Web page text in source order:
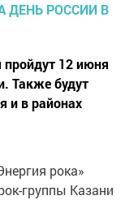
12 июня
Также будут
и в районах
рока»
группы Казани